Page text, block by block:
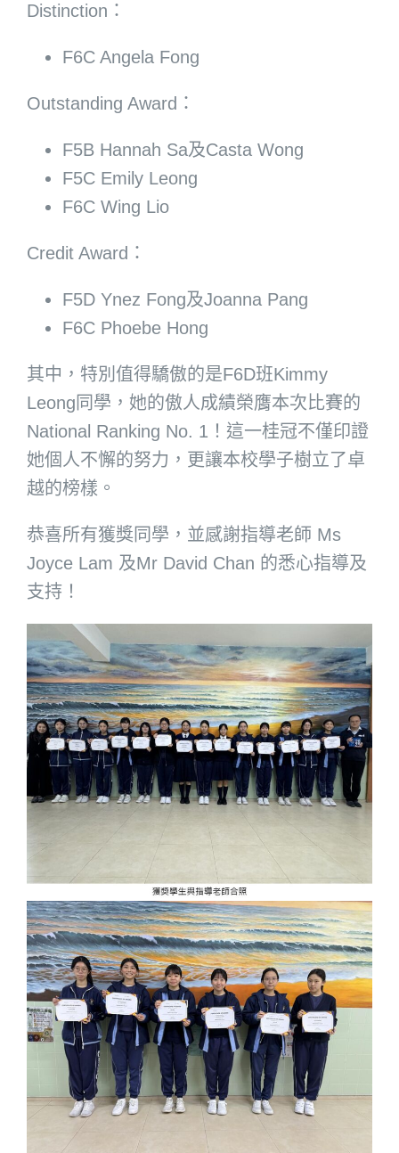
Distinction：
F6C Angela Fong
Outstanding Award：
F5B Hannah Sa及Casta Wong
F5C Emily Leong
F6C Wing Lio
Credit Award：
F5D Ynez Fong及Joanna Pang
F6C Phoebe Hong
其中，特別值得驕傲的是F6D班Kimmy
Leong同學，她的傲人成績榮膺本次比賽的
National Ranking No. 1！這一桂冠不僅印證
她個人不懈的努力，更讓本校學子樹立了卓
越的榜樣。
恭喜所有獲獎同學，並感謝指導老師 Ms
Joyce Lam 及Mr David Chan 的悉心指導及
支持！